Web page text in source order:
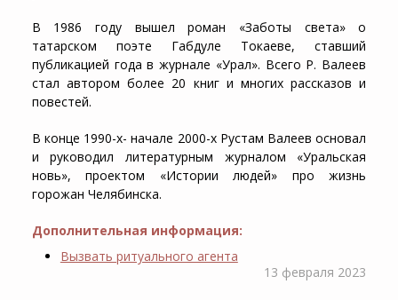
В 1986 году вышел роман «Заботы света» о
татарском поэте Габдуле Токаеве, ставший
публикацией года в журнале «Урал». Всего Р. Валеев
стал автором более 20 книг и многих рассказов и
повестей.
В конце 1990-х- начале 2000-х Рустам Валеев основал
и руководил литературным журналом «Уральская
новь», проектом «Истории людей» про жизнь
горожан Челябинска.
Дополнительная информация:
Вызвать ритуального агента
13 февраля 2023